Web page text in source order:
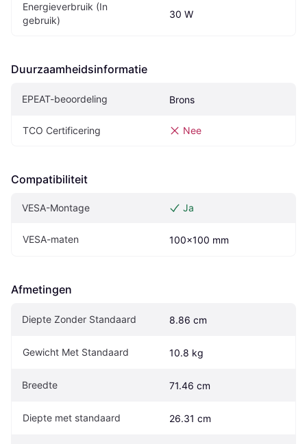
Energieverbruik (In
gebruik)
30 W
Duurzaamheidsinformatie
EPEAT-beoordeling Brons
TCO Certificering Nee
Compatibiliteit
VESA-Montage Ja
VESA-maten 100x100 mm
Afmetingen
Diepte Zonder Standaard 8.86 cm
Gewicht Met Standaard 10.8 kg
Breedte 71.46 cm
Diepte met standaard 26.31 cm